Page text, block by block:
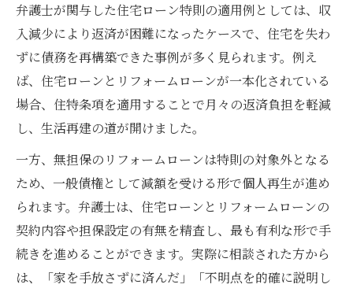
弁護士が関与した住宅ローン特則の適用例としては、収
入減少により返済が困難になったケースで、住宅を失わ
ずに債務を再構築できた事例が多く見られます。例え
ば、住宅ローンとリフォームローンが一本化されている
場合、住特条項を適用することで月々の返済負担を軽減
し、生活再建の道が開けました。
一方、無担保のリフォームローンは特則の対象外となる
ため、一般債権として減額を受ける形で個人再生が進め
られます。弁護士は、住宅ローンとリフォームローンの
契約内容や担保設定の有無を精査し、最も有利な形で手
続きを進めることができます。実際に相談された方から
は、「家を手放さずに済んだ」「不明点を的確に説明し